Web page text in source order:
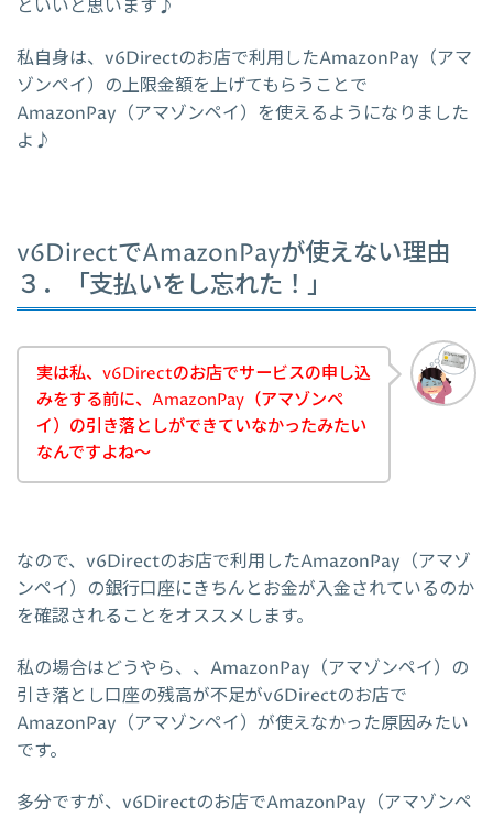
といいと思います♪
私自身は、v6Directのお店で利用したAmazonPay（アマ
ゾンペイ）の上限金額を上げてもらうことで
AmazonPay（アマゾンペイ）を使えるようになりました
よ♪
v6DirectでAmazonPayが使えない理由
３．「支払いをし忘れた！」
実は私、v6Directのお店でサービスの申し込
みをする前に、AmazonPay（アマゾンペ
イ）の引き落としができていなかったみたい
なんですよね～
なので、v6Directのお店で利用したAmazonPay（アマゾ
ンペイ）の銀行口座にきちんとお金が入金されているのか
を確認されることをオススメします。
私の場合はどうやら、、AmazonPay（アマゾンペイ）の
引き落とし口座の残高が不足がv6Directのお店で
AmazonPay（アマゾンペイ）が使えなかった原因みたい
です。
多分ですが、v6Directのお店でAmazonPay（アマゾンペ